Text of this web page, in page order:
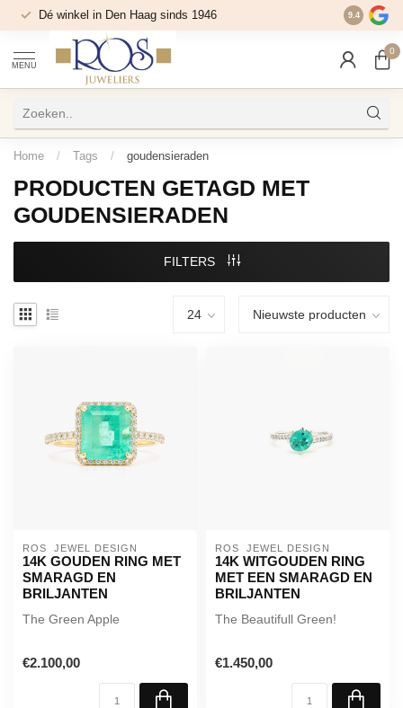
Dé winkel in Den Haag sinds 1946 9.4
MENU
0
Home / Tags / goudensieraden
PRODUCTEN GETAGD MET
GOUDENSIERADEN
FILTERS
ROS  JEWEL DESIGN
14K GOUDEN RING MET
SMARAGD EN
BRILJANTEN
The Green Apple
€2.100,00
ROS  JEWEL DESIGN
14K WITGOUDEN RING
MET EEN SMARAGD EN
BRILJANTEN
The Beautifull Green!
€1.450,00